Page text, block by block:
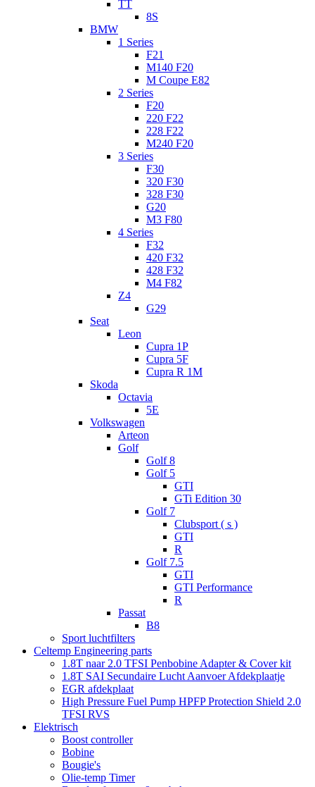
TT
8S
BMW
1 Series
F21
M140 F20
M Coupe E82
2 Series
F20
220 F22
228 F22
M240 F20
3 Series
F30
320 F30
328 F30
G20
M3 F80
4 Series
F32
420 F32
428 F32
M4 F82
Z4
G29
Seat
Leon
Cupra 1P
Cupra 5F
Cupra R 1M
Skoda
Octavia
5E
Volkswagen
Arteon
Golf
Golf 8
Golf 5
GTI
GTi Edition 30
Golf 7
Clubsport ( s )
GTI
R
Golf 7.5
GTI
GTI Performance
R
Passat
B8
Sport luchtfilters
Celtemp Engineering parts
1.8T naar 2.0 TFSI Penbobine Adapter & Cover kit
1.8T SAI Secundaire Lucht Aanvoer Afdekplaatje
EGR afdekplaat
High Pressure Fuel Pump HPFP Protection Shield 2.0
TFSI RVS
Elektrisch
Boost controller
Bobine
Bougie's
Olie-temp Timer